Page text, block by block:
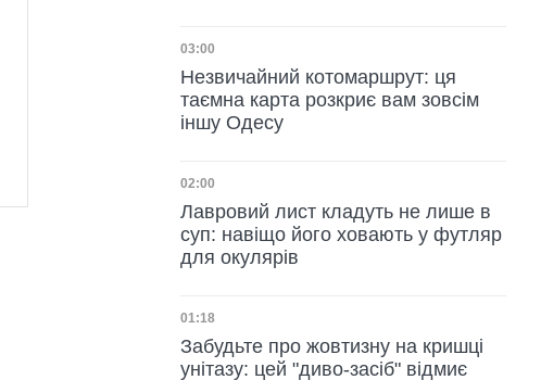
Дата публікації
03:00
Незвичайний котомаршрут: ця
таємна карта розкриє вам зовсім
іншу Одесу
Дата публікації
02:00
Лавровий лист кладуть не лише в
суп: навіщо його ховають у футляр
для окулярів
Дата публікації
01:18
Забудьте про жовтизну на кришці
унітазу: цей "диво-засіб" відмиє